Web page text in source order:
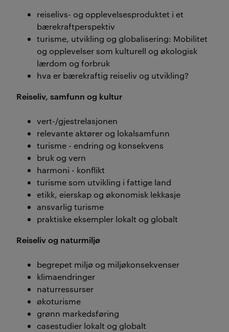
reiselivs- og opplevelsesproduktet i et
bærekraftperspektiv
turisme, utvikling og globalisering: Mobilitet
og opplevelser som kulturell og økologisk
lærdom og forbruk
hva er bærekraftig reiseliv og utvikling?
Reiseliv, samfunn og kultur
vert-/gjestrelasjonen
relevante aktører og lokalsamfunn
turisme - endring og konsekvens
bruk og vern
harmoni - konflikt
turisme som utvikling i fattige land
etikk, eierskap og økonomisk lekkasje
ansvarlig turisme
praktiske eksempler lokalt og globalt
Reiseliv og naturmiljø
begrepet miljø og miljøkonsekvenser
klimaendringer
naturressurser
økoturisme
grønn markedsføring
casestudier lokalt og globalt